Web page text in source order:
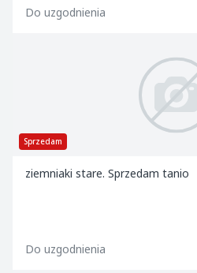
Do uzgodnienia
Sprzedam
ziemniaki stare. Sprzedam tanio
Do uzgodnienia